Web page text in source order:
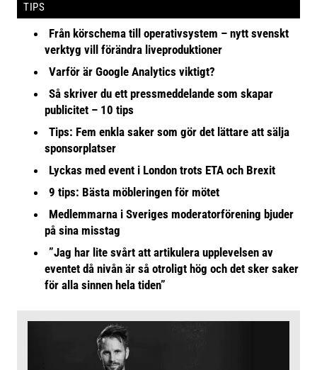
TIPS
Från körschema till operativsystem – nytt svenskt
verktyg vill förändra liveproduktioner
Varför är Google Analytics viktigt?
Så skriver du ett pressmeddelande som skapar
publicitet – 10 tips
Tips: Fem enkla saker som gör det lättare att sälja
sponsorplatser
Lyckas med event i London trots ETA och Brexit
9 tips: Bästa möbleringen för mötet
Medlemmarna i Sveriges moderatorförening bjuder
på sina misstag
”Jag har lite svårt att artikulera upplevelsen av
eventet då nivån är så otroligt hög och det sker saker
för alla sinnen hela tiden”